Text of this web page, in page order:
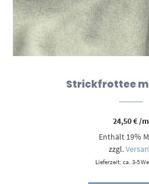
Strickfrottee
24,50€/m
Enthält 19%
zzgl.
Lieferzeit: ca. 3-5